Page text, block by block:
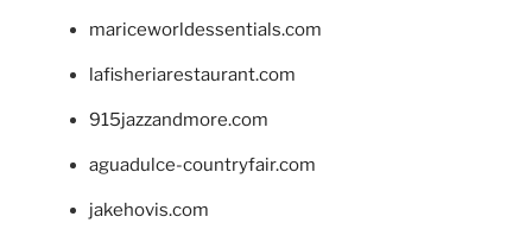
mariceworldessentials.com
lafisheriarestaurant.com
915jazzandmore.com
aguadulce-countryfair.com
jakehovis.com